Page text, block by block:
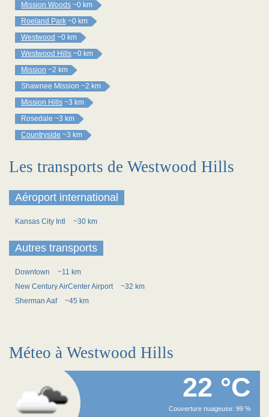
Mission Woods ~0 km
Roeland Park ~0 km
Westwood ~0 km
Westwood Hills ~0 km
Mission ~2 km
Shawnee Mission ~2 km
Mission Hills ~3 km
Rosedale ~3 km
Countryside ~3 km
Les transports de Westwood Hills
Aéroport international
Kansas City Intl ~30 km
Autres transports
Downtown
~11 km
New Century AirCenter Airport
~32 km
Sherman Aaf
~45 km
Méteo à Westwood Hills
22 °C
Couverture nuageuse: 99 %